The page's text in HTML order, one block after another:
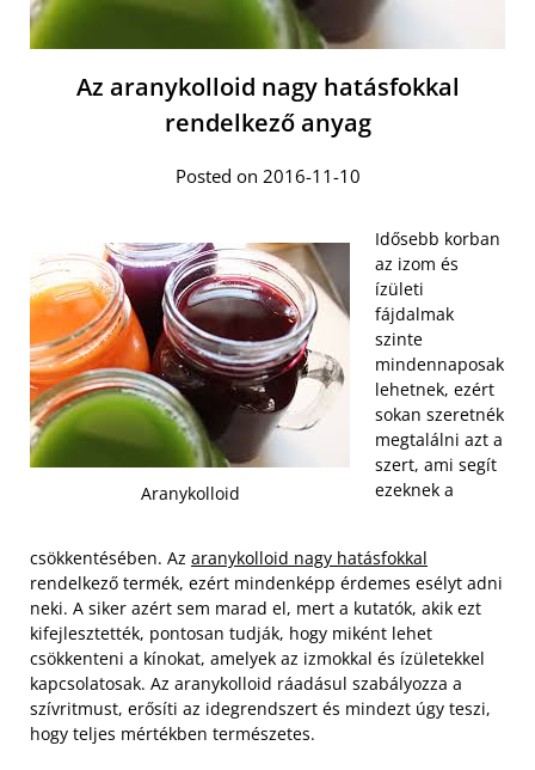
Az aranykolloid nagy hatásfokkal
rendelkező anyag
Posted on 2016-11-10
Aranykolloid
Idősebb korban
az izom és
ízületi
fájdalmak
szinte
mindennaposak
lehetnek, ezért
sokan szeretnék
megtalálni azt a
szert, ami segít
ezeknek a
csökkentésében. Az aranykolloid nagy hatásfokkal
rendelkező termék, ezért mindenképp érdemes esélyt adni
neki. A siker azért sem marad el, mert a kutatók, akik ezt
kifejlesztették, pontosan tudják, hogy miként lehet
csökkenteni a kínokat, amelyek az izmokkal és ízületekkel
kapcsolatosak. Az aranykolloid ráadásul szabályozza a
szívritmust, erősíti az idegrendszert és mindezt úgy teszi,
hogy teljes mértékben természetes.